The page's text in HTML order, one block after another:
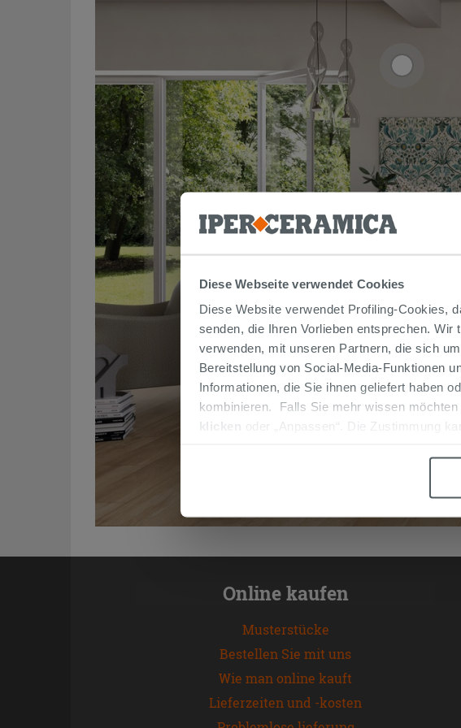
Diese Webseite verwendet Cookies
Diese Website verwendet Profiling-Cookies,
senden, die Ihren Vorlieben entsprechen.
verwenden, mit unseren Partnern, die sich
Bereitstellung von Social-Media-Funktionen
Informationen, die Sie ihnen geliefert haben
kombinieren. Falls Sie mehr wissen
klicken
oder „Anpassen“. Die Zustimmung
Online kaufen
Musterstücke
Bestellen Sie mit uns
Wie man online kauft
Lieferzeiten und -kosten